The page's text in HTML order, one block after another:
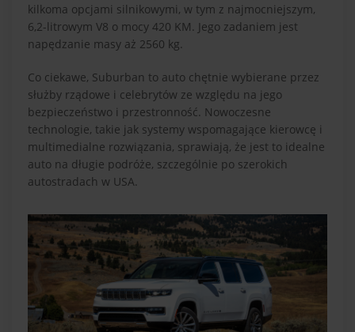
kilkoma opcjami silnikowymi, w tym z najmocniejszym,
6,2-litrowym V8 o mocy 420 KM. Jego zadaniem jest
napędzanie masy aż 2560 kg.
Co ciekawe, Suburban to auto chętnie wybierane przez
służby rządowe i celebrytów ze względu na jego
bezpieczeństwo i przestronność. Nowoczesne
technologie, takie jak systemy wspomagające kierowcę i
multimedialne rozwiązania, sprawiają, że jest to idealne
auto na długie podróże, szczególnie po szerokich
autostradach w USA.